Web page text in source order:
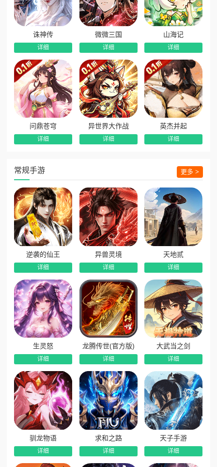
诛神传
详细
微微三国
详细
山海记
详细
问鼎苍穹
详细
异世界大作战
详细
英杰并起
详细
常规手游 更多 >
逆袭的仙王
详细
异兽灵境
详细
天地贰
详细
生灵怒
详细
龙腾传世(官方版)
详细
大武当之剑
详细
驯龙物语
详细
求和之路
详细
天子手游
详细